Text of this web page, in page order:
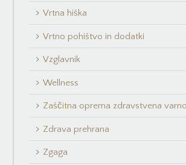
Vrtna hiška
Vrtno pohištvo in dodatki
Vzglavnik
Wellness
Zaščitna oprema zdravstvena
Zdrava prehrana
Zgaga